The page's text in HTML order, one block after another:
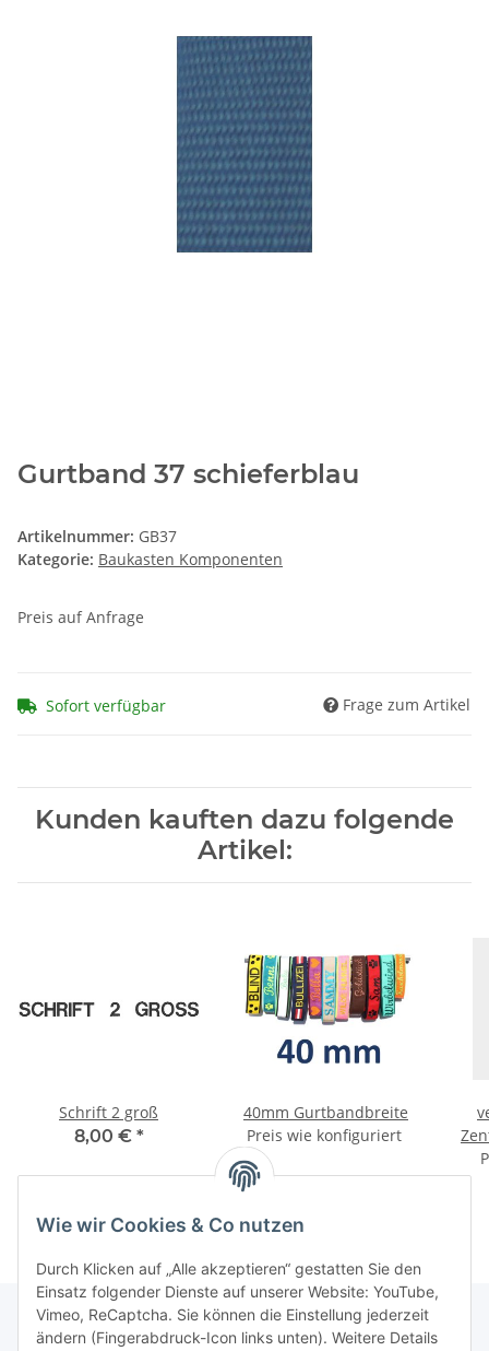
Gurtband 37 schieferblau
Artikelnummer: GB37
Kategorie: Baukasten Komponenten
Preis auf Anfrage
Sofort verfügbar Frage zum Artikel
Kunden kauften dazu folgende
Artikel:
Schrift 2 groß
8,00 € *
40mm Gurtbandbreite
Preis wie konfiguriert
Wie wir Cookies & Co nutzen
Durch Klicken auf „Alle akzeptieren“ gestatten Sie den
Einsatz folgender Dienste auf unserer Website: YouTube,
Vimeo, ReCaptcha. Sie können die Einstellung jederzeit
ändern (Fingerabdruck-Icon links unten). Weitere Details